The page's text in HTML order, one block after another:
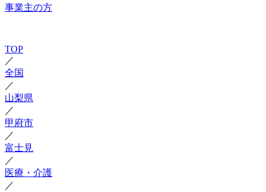
事業主の方
TOP
／
全国
／
山梨県
／
甲府市
／
富士見
／
医療・介護
／